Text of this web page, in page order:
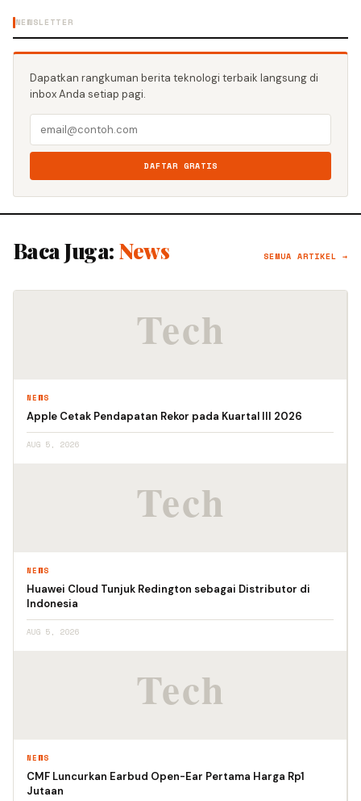
NEWSLETTER
Dapatkan rangkuman berita teknologi terbaik langsung di
inbox Anda setiap pagi.
DAFTAR GRATIS
Baca Juga: News SEMUA ARTIKEL →
NEWS
Apple Cetak Pendapatan Rekor pada Kuartal III 2026
AUG 5, 2026
NEWS
Huawei Cloud Tunjuk Redington sebagai Distributor di
Indonesia
AUG 5, 2026
NEWS
CMF Luncurkan Earbud Open-Ear Pertama Harga Rp1
Jutaan